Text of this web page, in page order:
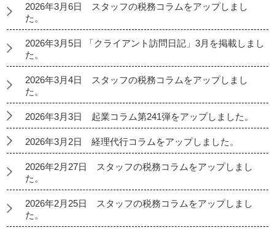
2026年3月6日 スタッフの税務コラムをアップしまし
た。
2026年3月5日 「クライアント訪問日記」3月を掲載しまし
た。
2026年3月4日 スタッフの税務コラムをアップしまし
た。
2026年3月3日 起業コラム第241弾をアップしました。
2026年3月2日 経理代行コラムをアップしました。
2026年2月27日 スタッフの税務コラムをアップしまし
た。
2026年2月25日 スタッフの税務コラムをアップしまし
た。